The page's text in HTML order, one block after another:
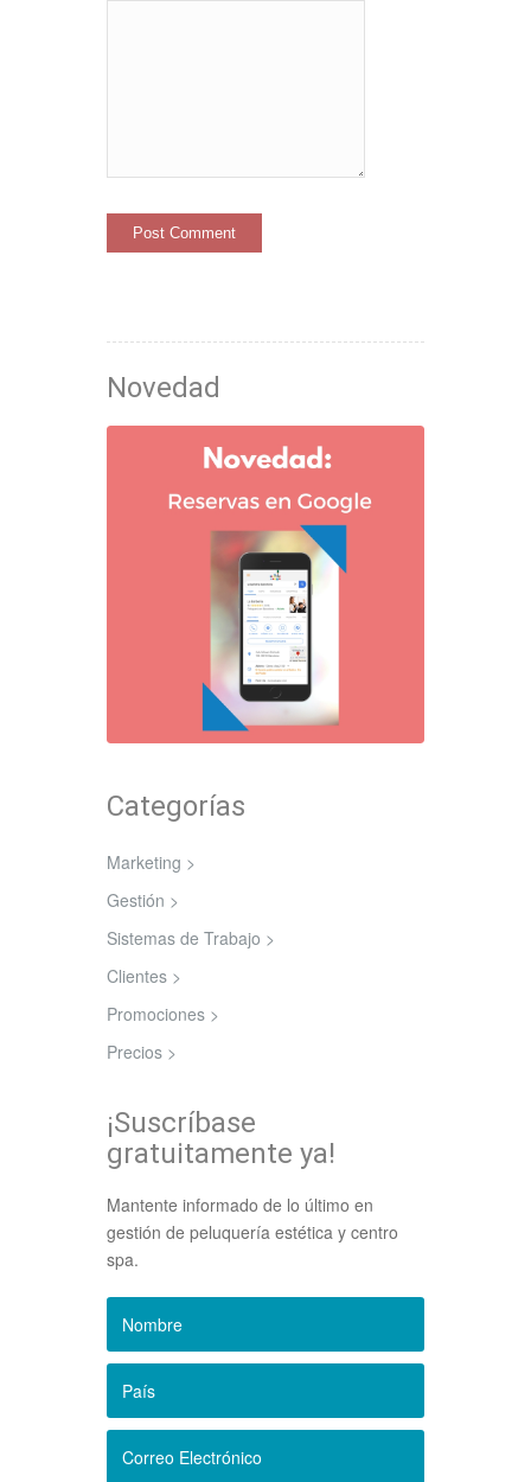
Novedad
Categorías
Marketing >
Gestión >
Sistemas de Trabajo >
Clientes >
Promociones >
Precios >
¡Suscríbase
gratuitamente ya!
Mantente informado de lo último en
gestión de peluquería estética y centro
spa.